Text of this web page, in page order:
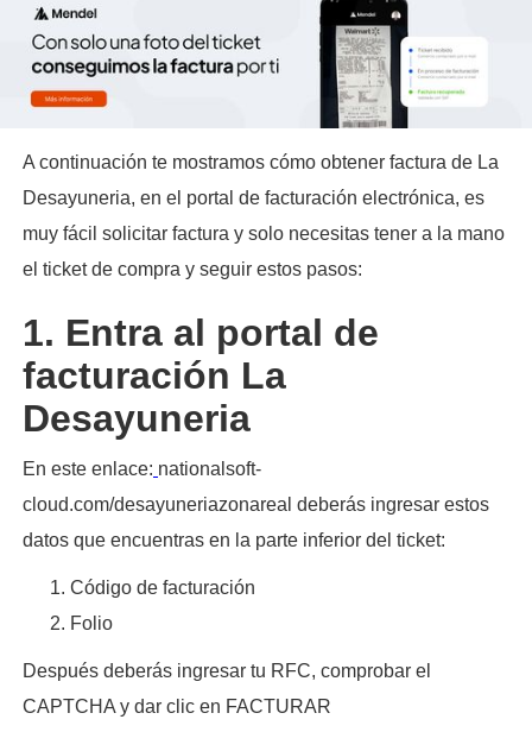
A continuación te mostramos cómo obtener factura de La
Desayuneria, en el portal de facturación electrónica, es
muy fácil solicitar factura y solo necesitas tener a la mano
el ticket de compra y seguir estos pasos:​
1. Entra al portal de
facturación La
Desayuneria
En este enlace: nationalsoft-
cloud.com/desayuneriazonareal deberás ingresar estos
datos que encuentras en la parte inferior del ticket:
Código de facturación
Folio
Después deberás ingresar tu RFC, comprobar el
CAPTCHA y dar clic en FACTURAR